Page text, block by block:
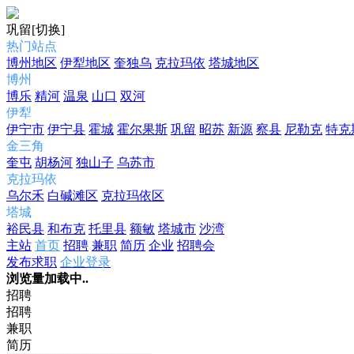
巩留[切换]
热门站点
博州地区 伊犁地区 奎独乌 克拉玛依 塔城地区
博州
博乐 精河 温泉 山口 双河
伊犁
伊宁市 伊宁县 霍城 霍尔果斯 巩留 昭苏 新源 察县 尼勒克 特克
金三角
奎屯 胡杨河 独山子 乌苏市
克拉玛依
乌尔禾 白碱滩区 克拉玛依区
塔城
裕民县 和布克 托里县 额敏 塔城市 沙湾
主站 首页 招聘 兼职 简历 企业 招聘会
发布求职 企业登录
浏览量加载中..
招聘
招聘
兼职
简历